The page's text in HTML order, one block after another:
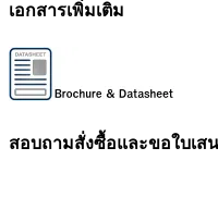
เอกสารเพิ่มเติม
สอบถามสั่งซื้อและขอใบเส